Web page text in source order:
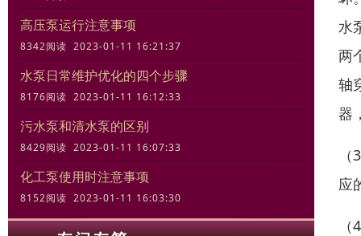
高压泵运行注意事项
8342阅读 2023-01-11 16:21:37
水泵日常维护优化的四个步骤
8176阅读 2023-01-11 16:12:33
污水泵和清水泵的区别
8429阅读 2023-01-11 16:07:33
化工泵使用时注意事项
8152阅读 2023-01-11 16:03:30
水
两
轴
器
应